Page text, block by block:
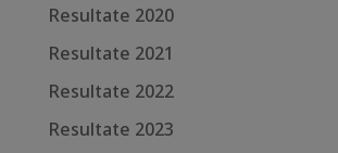
Resultate 2020
Resultate 2021
Resultate 2022
Resultate 2023